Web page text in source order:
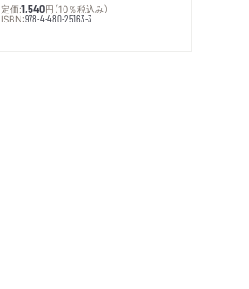
定価:1,540円 （10％税込み）
ISBN:978-4-480-25163-3